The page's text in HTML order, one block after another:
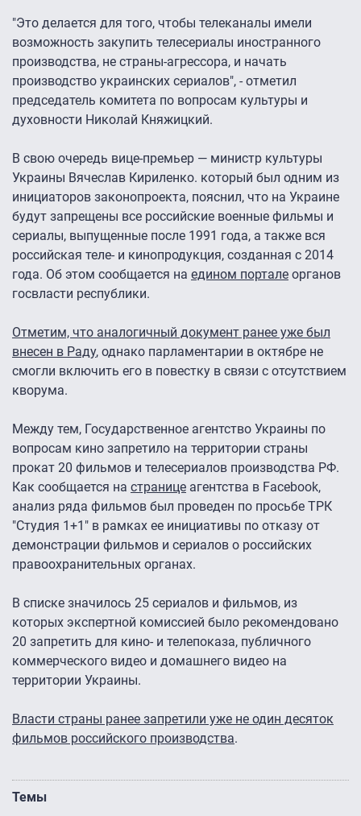
"Это делается для того, чтобы телеканалы имели
возможность закупить телесериалы иностранного
производства, не страны-агрессора, и начать
производство украинских сериалов", - отметил
председатель комитета по вопросам культуры и
духовности Николай Княжицкий.
В свою очередь вице-премьер — министр культуры
Украины Вячеслав Кириленко. который был одним из
инициаторов законопроекта, пояснил, что на Украине
будут запрещены все российские военные фильмы и
сериалы, выпущенные после 1991 года, а также вся
российская теле- и кинопродукция, созданная с 2014
года. Об этом сообщается на едином портале органов
госвласти республики.
Отметим, что аналогичный документ ранее уже был
внесен в Раду, однако парламентарии в октябре не
смогли включить его в повестку в связи с отсутствием
кворума.
Между тем, Государственное агентство Украины по
вопросам кино запретило на территории страны
прокат 20 фильмов и телесериалов производства РФ.
Как сообщается на странице агентства в Facebook,
анализ ряда фильмов был проведен по просьбе ТРК
"Студия 1+1" в рамках ее инициативы по отказу от
демонстрации фильмов и сериалов о российских
правоохранительных органах.
В списке значилось 25 сериалов и фильмов, из
которых экспертной комиссией было рекомендовано
20 запретить для кино- и телепоказа, публичного
коммерческого видео и домашнего видео на
территории Украины.
Власти страны ранее запретили уже не один десяток
фильмов российского производства.
Темы